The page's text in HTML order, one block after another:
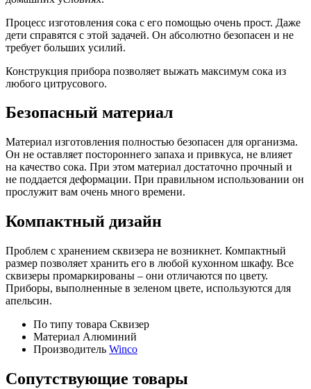
Процесс изготовления сока с его помощью очень прост. Даже
дети справятся с этой задачей. Он абсолютно безопасен и не
требует больших усилий.
Конструкция прибора позволяет выжать максимум сока из
любого цитрусового.
Безопасный материал
Материал изготовления полностью безопасен для организма.
Он не оставляет постороннего запаха и привкуса, не влияет
на качество сока. При этом материал достаточно прочный и
не поддается деформации. При правильном использовании он
прослужит вам очень много времени.
Компактный дизайн
Проблем с хранением сквизера не возникнет. Компактный
размер позволяет хранить его в любой кухонном шкафу. Все
сквизеры промаркированы – они отличаются по цвету.
Приборы, выполненные в зеленом цвете, используются для
апельсин.
По типу товара Сквизер
Материал Алюминий
Производитель Winco
Сопутствующие товары